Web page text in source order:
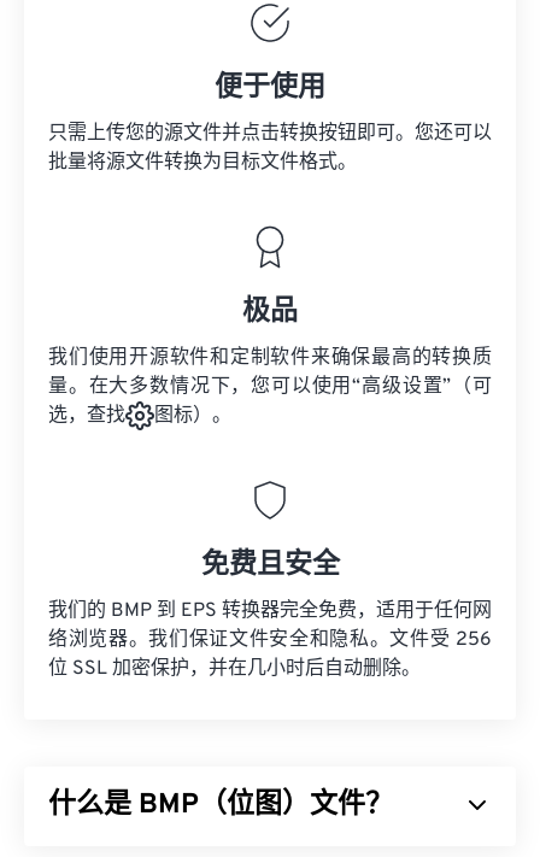
便于使用
只需上传您的源文件并点击转换按钮即可。您还可以
批量将源文件转换为目标文件格式。
极品
我们使用开源软件和定制软件来确保最高的转换质
量。在大多数情况下，您可以使用“高级设置”（可
选，查找
图标）。
免费且安全
我们的 BMP 到 EPS 转换器完全免费，适用于任何网
络浏览器。我们保证文件安全和隐私。文件受 256
位 SSL 加密保护，并在几小时后自动删除。
什么是 BMP（位图）文件？